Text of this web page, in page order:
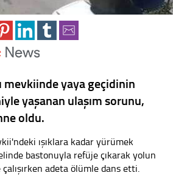
mevkiinde yaya geçidinin
yaşanan ulaşım sorunu,
oldu.
ışıklara kadar yürümek
bastonuyla refüje çıkarak yolun
çalışırken adeta ölümle dans etti.